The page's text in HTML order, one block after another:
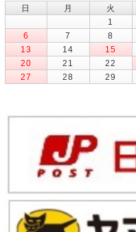
日
月 火
1
6
7 8
13
14 15
20
21 22
27
28 29